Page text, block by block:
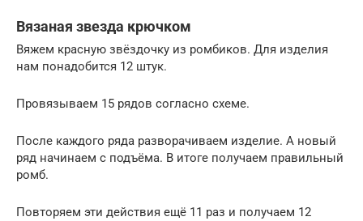
Вязаная звезда крючком
Вяжем красную звёздочку из ромбиков. Для изделия
нам понадобится 12 штук.
Провязываем 15 рядов согласно схеме.
После каждого ряда разворачиваем изделие. А новый
ряд начинаем с подъёма. В итоге получаем правильный
ромб.
Повторяем эти действия ещё 11 раз и получаем 12